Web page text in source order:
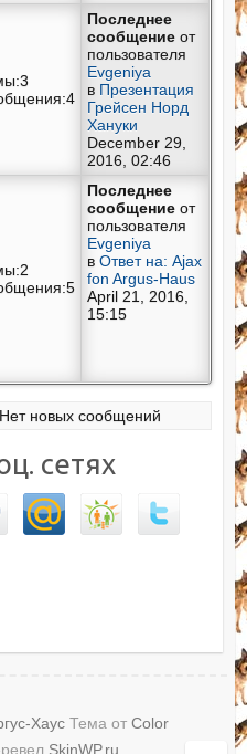
Последнее
сообщениеот
пользователя
Evgeniya
в Презентация
Грейсен Норд
Хануки
December 29,
2016, 02:46
Последнее
сообщениеот
пользователя
Evgeniya
в Ответ на: Ajax
fon Argus-Haus
April 21, 2016,
15:15
Нет новых сообщений
сетях
ХаусТема от Color
SkinWP.ru